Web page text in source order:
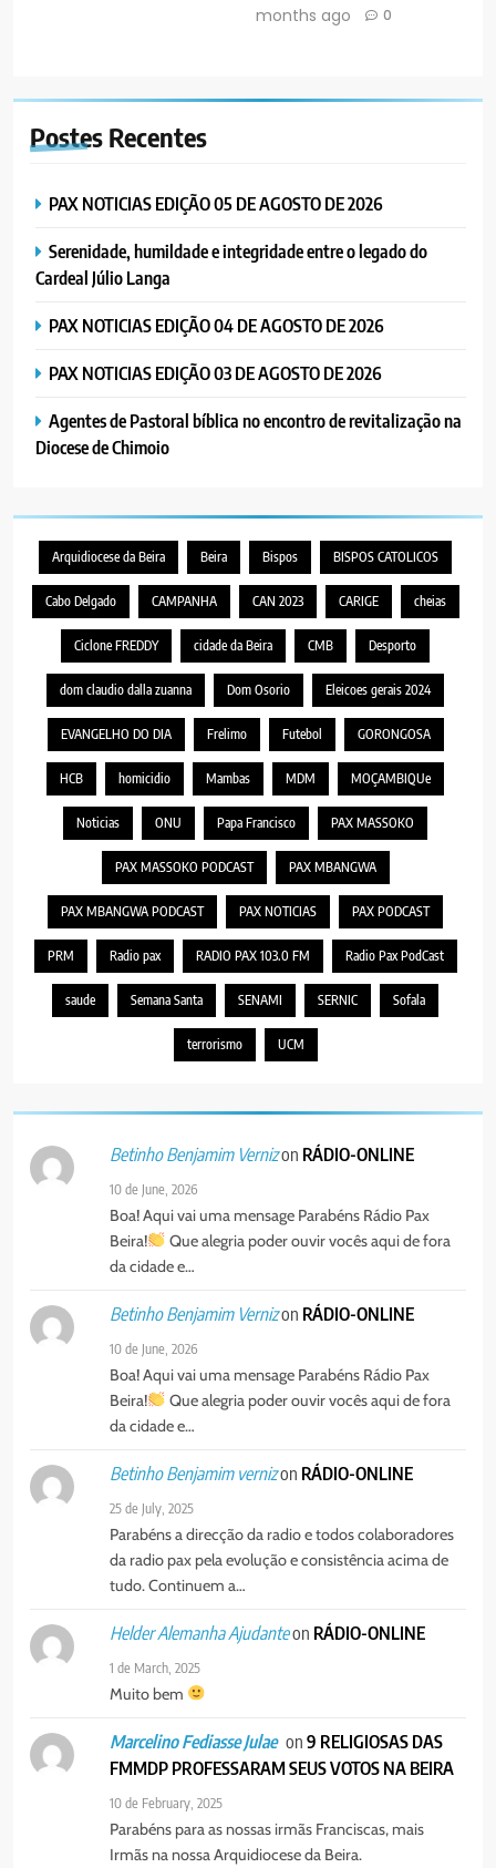
months ago
0
Postes Recentes
PAX NOTICIAS EDIÇÃO 05 DE AGOSTO DE 2026
Serenidade, humildade e integridade entre o legado do
Cardeal Júlio Langa
PAX NOTICIAS EDIÇÃO 04 DE AGOSTO DE 2026
PAX NOTICIAS EDIÇÃO 03 DE AGOSTO DE 2026
Agentes de Pastoral bíblica no encontro de revitalização na
Diocese de Chimoio
Arquidiocese da Beira Beira Bispos BISPOS CATOLICOS
Cabo Delgado CAMPANHA CAN 2023 CARIGE cheias
Ciclone FREDDY cidade da Beira CMB Desporto
dom claudio dalla zuanna Dom Osorio Eleicoes gerais 2024
EVANGELHO DO DIA Frelimo Futebol GORONGOSA
HCB homicidio Mambas MDM MOÇAMBIQUe
Noticias ONU Papa Francisco PAX MASSOKO
PAX MASSOKO PODCAST PAX MBANGWA
PAX MBANGWA PODCAST PAX NOTICIAS PAX PODCAST
PRM Radio pax RADIO PAX 103.0 FM Radio Pax PodCast
saude Semana Santa SENAMI SERNIC Sofala
terrorismo UCM
Betinho Benjamim Vernizon RÁDIO-ONLINE
10 de June, 2026
Boa! Aqui vai uma mensage Parabéns Rádio Pax
Beira!
Que alegria poder ouvir vocês aqui de fora
da cidade e…
Betinho Benjamim Vernizon RÁDIO-ONLINE
10 de June, 2026
Boa! Aqui vai uma mensage Parabéns Rádio Pax
Beira!
Que alegria poder ouvir vocês aqui de fora
da cidade e…
Betinho Benjamim vernizon RÁDIO-ONLINE
25 de July, 2025
Parabéns a direcção da radio e todos colaboradores
da radio pax pela evolução e consistência acima de
tudo. Continuem a…
Helder Alemanha Ajudanteon RÁDIO-ONLINE
1 de March, 2025
Muito bem
Marcelino Fediasse Julae on9 RELIGIOSAS DAS
FMMDP PROFESSARAM SEUS VOTOS NA BEIRA
10 de February, 2025
Parabéns para as nossas irmãs Franciscas, mais
Irmãs na nossa Arquidiocese da Beira.